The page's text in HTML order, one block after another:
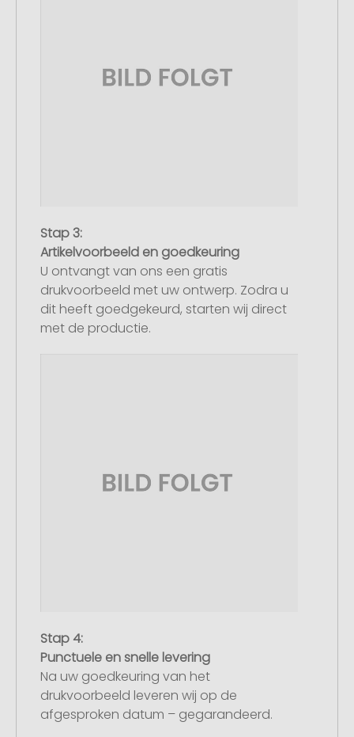
Stap 3:
Artikelvoorbeeld en goedkeuring
U ontvangt van ons een gratis
drukvoorbeeld met uw ontwerp. Zodra u
dit heeft goedgekeurd, starten wij direct
met de productie.
Stap 4:
Punctuele en snelle levering
Na uw goedkeuring van het
drukvoorbeeld leveren wij op de
afgesproken datum – gegarandeerd.